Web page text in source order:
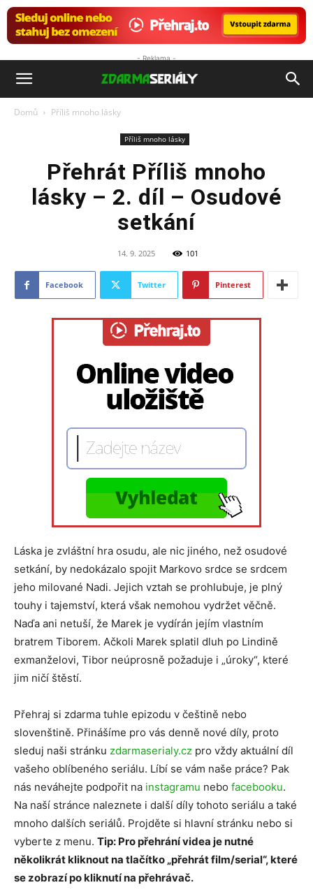
- Reklama -
ZdarmaSeriály.cz
Domů Příliš mnoho lásky
Příliš mnoho lásky
Přehrát Příliš mnoho
lásky – 2. díl – Osudové
setkání
14. 9. 2025 101
Facebook Twitter Pinterest
Láska je zvláštní hra osudu, ale nic jiného, než osudové
setkání, by nedokázalo spojit Markovo srdce se srdcem
jeho milované Nadi. Jejich vztah se prohlubuje, je plný
touhy i tajemství, která však nemohou vydržet věčně.
Naďa ani netuší, že Marek je vydírán jejím vlastním
bratrem Tiborem. Ačkoli Marek splatil dluh po Lindině
exmanželovi, Tibor neúprosně požaduje i „úroky“, které
jim ničí štěstí.
Přehraj si zdarma tuhle epizodu v češtině nebo
slovenštině. Přinášíme pro vás denně nové díly, proto
sleduj naši stránku zdarmaserialy.cz pro vždy aktuální díl
vašeho oblíbeného seriálu. Líbí se vám naše práce? Pak
nás neváhejte podpořit na instagramu nebo facebooku.
Na naší stránce naleznete i další díly tohoto seriálu a také
mnoho dalších seriálů. Projděte si hlavní stránku nebo si
vyberte z menu. Tip: Pro přehrání videa je nutné
několikrát kliknout na tlačítko „přehrát film/serial“, které
se zobrazí po kliknutí na přehrávač.